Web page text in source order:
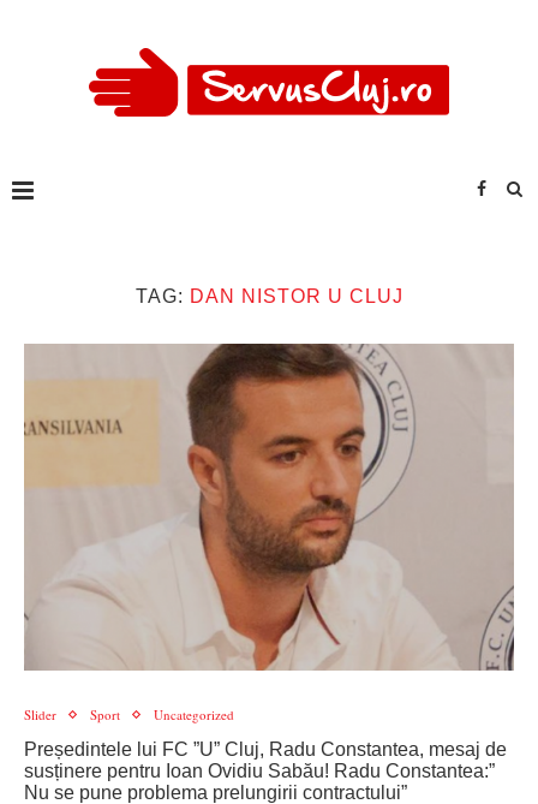
TAG: DAN NISTOR U CLUJ
Slider Sport Uncategorized
Președintele lui FC ”U” Cluj, Radu Constantea, mesaj de
susținere pentru Ioan Ovidiu Sabău! Radu Constantea:”
Nu se pune problema prelungirii contractului”